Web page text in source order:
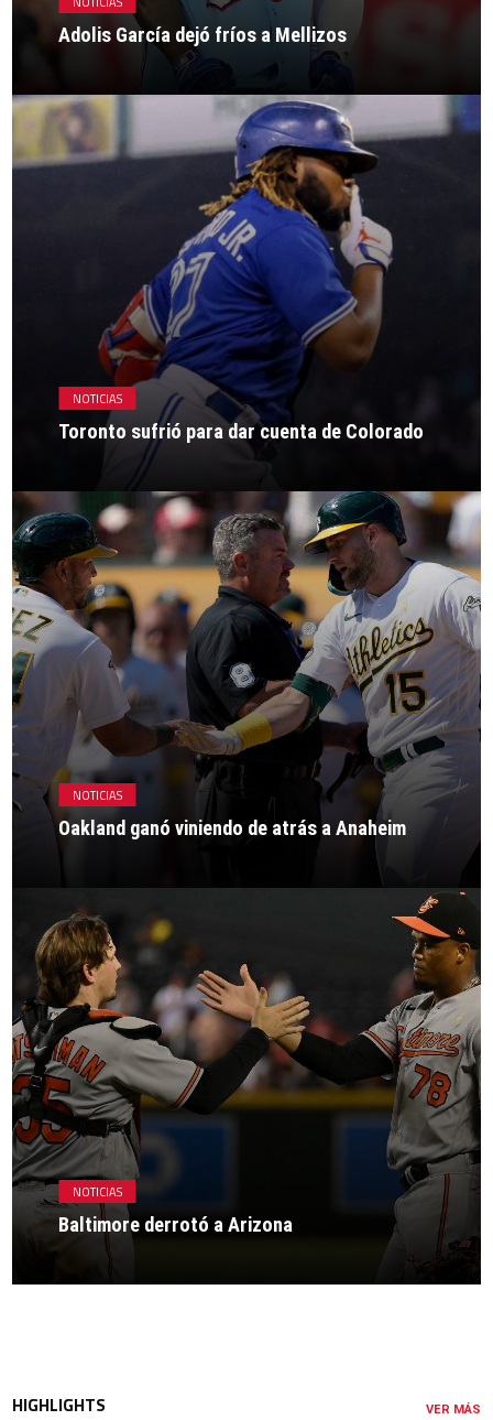
Adolis García dejó fríos a Mellizos
NOTICIAS
Toronto sufrió para dar cuenta de Colorado
NOTICIAS
Oakland ganó viniendo de atrás a Anaheim
NOTICIAS
Baltimore derrotó a Arizona
HIGHLIGHTS VER MÁS